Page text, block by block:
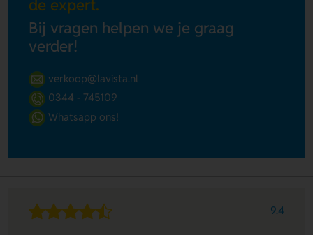
de expert.
Bij vragen helpen we je graag
verder!
verkoop@lavista.nl
0344 - 745109
Whatsapp ons!
9.4